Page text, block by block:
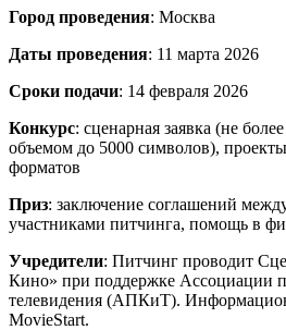
Город проведения: Москва
Даты проведения: 11 марта 2026
Сроки подачи: 14 февраля 2026
Конкурс: сценарная заявка (не
объемом до 5000 символов),
форматов
Приз: заключение соглашений
участниками питчинга, помощь в
Учредители: Питчинг проводит
Кино» при поддержке Ассоциации
телевидения (АПКиТ).
MovieStart.